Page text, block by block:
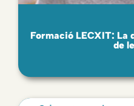
Formació LECXIT: La
de